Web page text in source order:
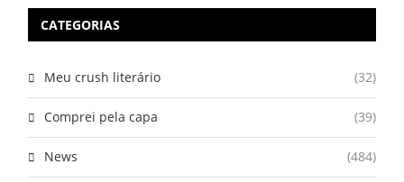
CATEGORIAS
Meu crush literário (32)
Comprei pela capa (39)
News (484)